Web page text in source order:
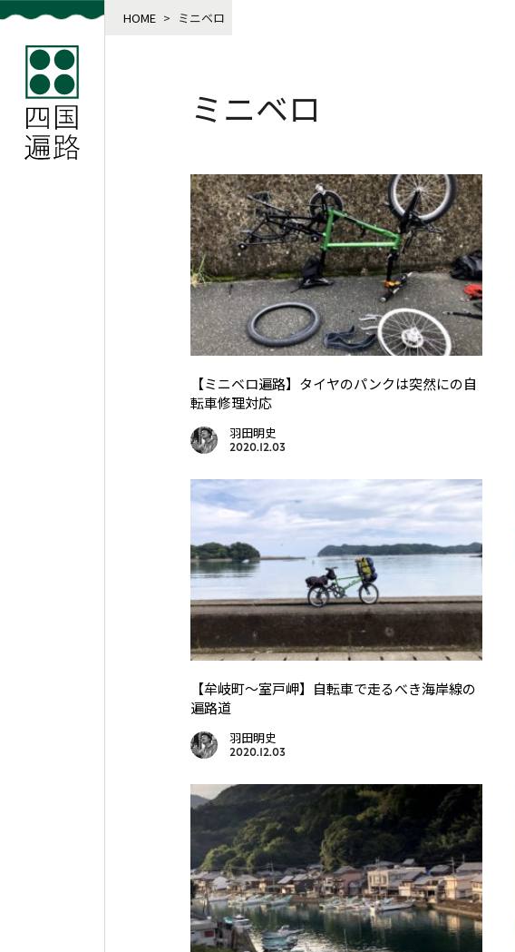
HOME > ミニベロ
ミニベロ
【ミニベロ遍路】タイヤのパンクは突然にの自
転車修理対応
羽田明史
2020.12.03
【牟岐町〜室戸岬】自転車で走るべき海岸線の
遍路道
羽田明史
2020.12.03